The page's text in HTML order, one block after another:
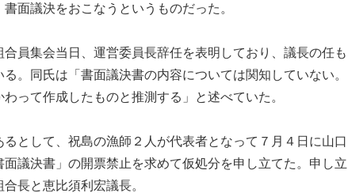
面議決をおこなうというものだった。
員集会当日、運営委員長辞任を表明しており、議長の任も
。同氏は「書面議決書の内容については関知していない。
って作成したものと推測する」と述べていた。
として、祝島の漁師２人が代表者となって７月４日に山口
議決書」の開票禁止を求めて仮処分を申し立てた。申し立
長と恵比須利宏議長。